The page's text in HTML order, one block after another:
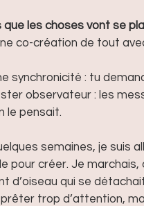
que les choses vont se
co-création de tout
synchronicité : tu
observateur : les
le pensait.
semaines, je suis
pour créer. Je
d’oiseau qui se
trop d’attention,